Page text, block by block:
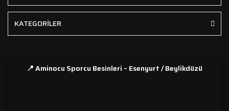
KATEGORİLER
📍 Aminocu Sporcu Besinleri – Esenyurt / Beylikdüzü